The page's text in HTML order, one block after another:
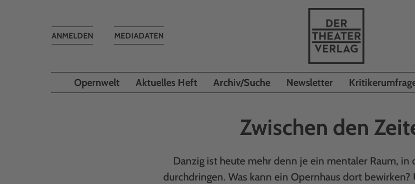
MEDIADATEN
Toggle
ANMELDEN
Opernwelt Aktuelles Heft Archiv/Suche Newsletter
Zwischen den
Danzig ist heute mehr denn je ein mentaler Raum, in
durchdringen. Was kann ein Opernhaus dort bewirken?